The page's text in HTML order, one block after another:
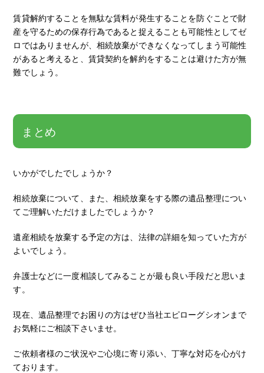
賃貸解約することを無駄な賃料が発生することを防ぐことで財
産を守るための保存行為であると捉えることも可能性としてゼ
ロではありませんが、相続放棄ができなくなってしまう可能性
があると考えると、賃貸契約を解約をすることは避けた方が無
難でしょう。
まとめ
いかがでしたでしょうか？
相続放棄について、また、相続放棄をする際の遺品整理につい
てご理解いただけましたでしょうか？
遺産相続を放棄する予定の方は、法律の詳細を知っていた方が
よいでしょう。
弁護士などに一度相談してみることが最も良い手段だと思いま
す。
現在、遺品整理でお困りの方はぜひ当社エピローグシオンまで
お気軽にご相談下さいませ。
ご依頼者様のご状況やご心境に寄り添い、丁寧な対応を心がけ
ております。